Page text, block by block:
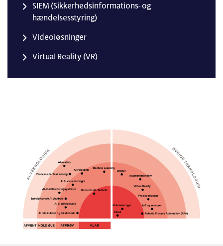
SIEM (Sikkerhedsinformations- og
hændelsesstyring)
Videoløsninger
Virtual Reality (VR)